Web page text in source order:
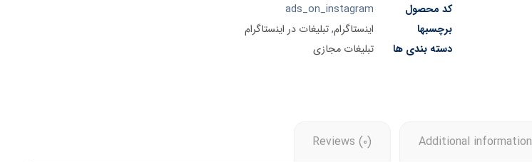
کد محصول
ads_on_instagram
برچسبها
اینستاگرام,تبلیغات در اینستاگرام
دسته بندی ها
تبلیغات مجازی
Additional information Reviews (۰)